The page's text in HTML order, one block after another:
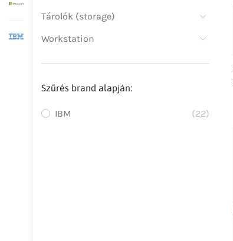
Tárolók (storage)
Workstation
Szűrés brand alapján:
IBM (22)